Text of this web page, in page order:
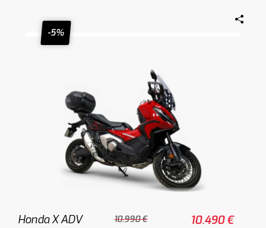
-5%
Honda X ADV 10.990 € 10.490 €